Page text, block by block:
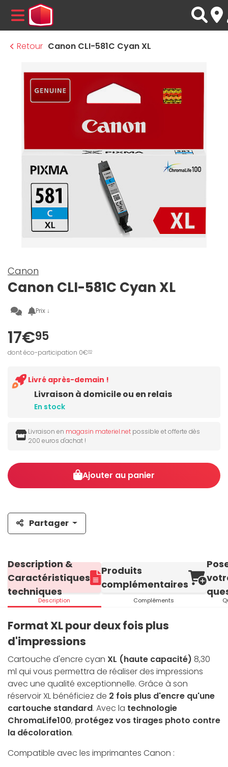
MENU
Retour Canon CLI-581C Cyan XL
Canon
Canon CLI-581C Cyan XL
Prix ↓
17€95
dont éco-participation 0€02
Livraison à domicile ou en relais
En stock
Livré après-demain !
Livraison en magasin materiel.net possible et offerte dès
200 euros d'achat !
Ajouter au panier
Partager
Description &
Caractéristiques
techniques
Description
Produits
complémentaires
Compléments
Format XL pour deux fois plus
d'impressions
Cartouche d'encre cyan XL (haute capacité) 8,30
ml qui vous permettra de réaliser des impressions
avec une qualité exceptionnelle. Grâce à son
réservoir XL bénéficiez de 2 fois plus d'encre qu'une
cartouche standard. Avec la technologie
ChromaLife100, protégez vos tirages photo contre
la décoloration.
Compatible avec les imprimantes Canon :